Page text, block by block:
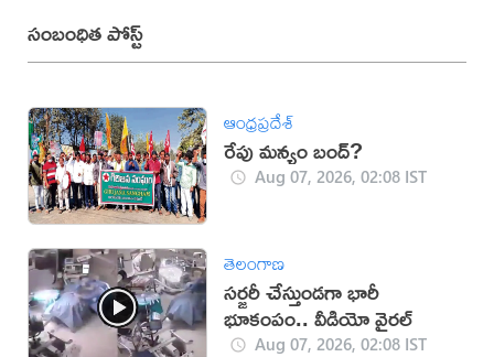
సంబంధిత పోస్ట్
ఆంధ్రప్రదేశ్
రేపు మన్యం బంద్‌?
Aug 07, 2026, 02:08 IST
తెలంగాణ
సర్జరీ చేస్తుండగా భారీ
భూకంపం.. వీడియో వైరల్
Aug 07, 2026, 02:08 IST